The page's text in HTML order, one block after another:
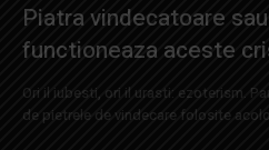
Piatra vindecatoare
functioneaza aceste
Ori il iubesti, ori il urasti: ezoterism.
de pietrele de vindecare folosite